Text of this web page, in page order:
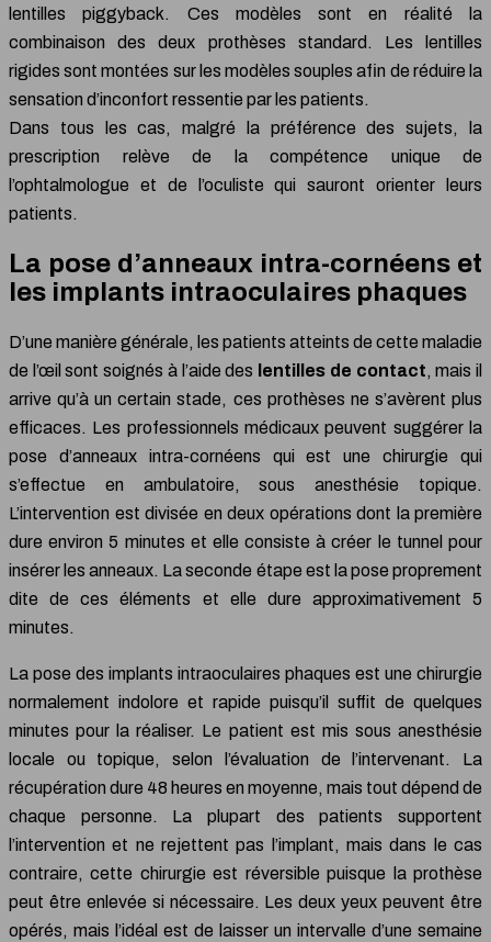
lentilles piggyback. Ces modèles sont en réalité la
combinaison des deux prothèses standard. Les lentilles
rigides sont montées sur les modèles souples afin de réduire la
sensation d’inconfort ressentie par les patients.
Dans tous les cas, malgré la préférence des sujets, la
prescription relève de la compétence unique de
l’ophtalmologue et de l’oculiste qui sauront orienter leurs
patients.
La pose d’anneaux intra-cornéens et
les implants intraoculaires phaques
D’une manière générale, les patients atteints de cette maladie
de l’œil sont soignés à l’aide des lentilles de contact, mais il
arrive qu’à un certain stade, ces prothèses ne s’avèrent plus
efficaces. Les professionnels médicaux peuvent suggérer la
pose d’anneaux intra-cornéens qui est une chirurgie qui
s’effectue en ambulatoire, sous anesthésie topique.
L’intervention est divisée en deux opérations dont la première
dure environ 5 minutes et elle consiste à créer le tunnel pour
insérer les anneaux. La seconde étape est la pose proprement
dite de ces éléments et elle dure approximativement 5
minutes.
La pose des implants intraoculaires phaques est une chirurgie
normalement indolore et rapide puisqu’il suffit de quelques
minutes pour la réaliser. Le patient est mis sous anesthésie
locale ou topique, selon l’évaluation de l’intervenant. La
récupération dure 48 heures en moyenne, mais tout dépend de
chaque personne. La plupart des patients supportent
l’intervention et ne rejettent pas l’implant, mais dans le cas
contraire, cette chirurgie est réversible puisque la prothèse
peut être enlevée si nécessaire. Les deux yeux peuvent être
opérés, mais l’idéal est de laisser un intervalle d’une semaine